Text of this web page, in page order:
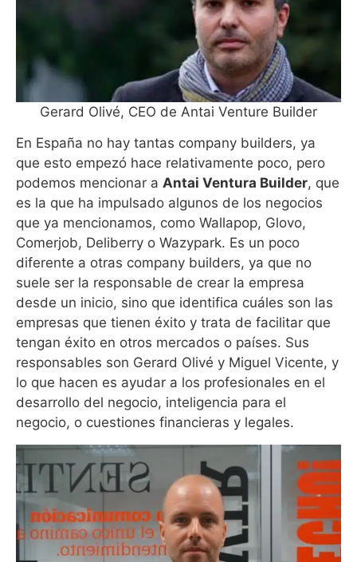
Gerard Olivé, CEO de Antai Venture Builder
En España no hay tantas company builders, ya
que esto empezó hace relativamente poco, pero
podemos mencionar a Antai Ventura Builder, que
es la que ha impulsado algunos de los negocios
que ya mencionamos, como Wallapop, Glovo,
Comerjob, Deliberry o Wazypark. Es un poco
diferente a otras company builders, ya que no
suele ser la responsable de crear la empresa
desde un inicio, sino que identifica cuáles son las
empresas que tienen éxito y trata de facilitar que
tengan éxito en otros mercados o países. Sus
responsables son Gerard Olivé y Miguel Vicente, y
lo que hacen es ayudar a los profesionales en el
desarrollo del negocio, inteligencia para el
negocio, o cuestiones financieras y legales.